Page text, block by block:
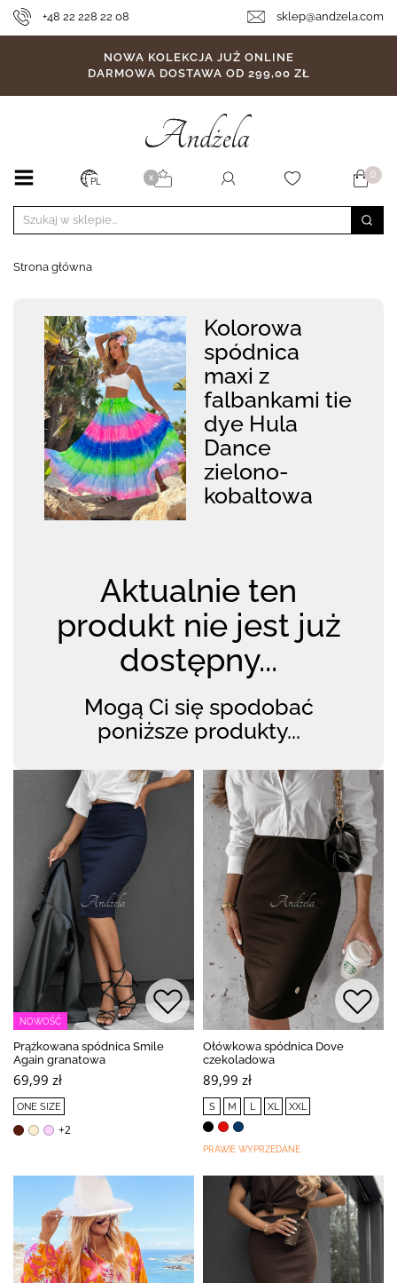
+48 22 228 22 08 sklep@andzela.com
NOWA KOLEKCJA JUŻ ONLINE
DARMOWA DOSTAWA OD 299,00 ZŁ
PL X 0
Strona główna
Kolorowa
spódnica
maxi z
falbankami tie
dye Hula
Dance
zielono-
kobaltowa
Aktualnie ten
produkt nie jest już
dostępny...
Mogą Ci się spodobać
poniższe produkty...
NOWOŚĆ
Prążkowana spódnica Smile
Again granatowa
69,99 zł
ONE SIZE
+2
Ołówkowa spódnica Dove
czekoladowa
89,99 zł
S M L XL XXL
PRAWIE WYPRZEDANE